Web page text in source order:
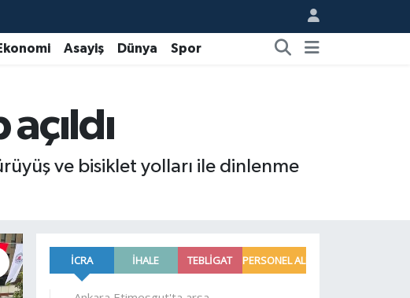
Asayiş Dünya Spor
ve bisiklet yolları ile dinlenme